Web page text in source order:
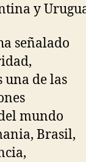
y
señalado
una de las
mundo
Brasil,